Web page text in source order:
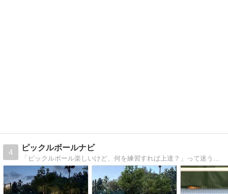
4
ピックルボールナビ
「ピックルボール楽しいけど、何を練習すれば上達？」って迷う時は、初心者のつまずき〜実戦戦術まで噛み砕いて解説する『ピックルボールナビ』